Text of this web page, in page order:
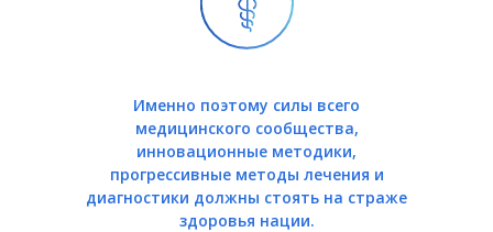
Именно поэтому силы всего
медицинского сообщества,
инновационные методики,
прогрессивные методы лечения и
диагностики должны стоять на страже
здоровья нации.